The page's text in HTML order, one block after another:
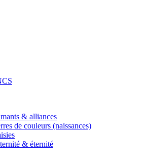
& alliances
de couleurs (naissances)
& éternité